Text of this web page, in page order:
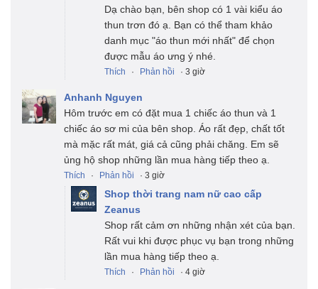
Dạ chào bạn, bên shop có 1 vài kiểu áo
thun trơn đó ạ. Bạn có thể tham khảo
danh mục "áo thun mới nhất" để chọn
được mẫu áo ưng ý nhé.
Thích · Phản hồi · 3 giờ
Anhanh Nguyen
Hôm trước em có đặt mua 1 chiếc áo thun và 1
chiếc áo sơ mi của bên shop. Áo rất đẹp, chất tốt
mà mặc rất mát, giá cả cũng phải chăng. Em sẽ
ủng hộ shop những lần mua hàng tiếp theo ạ.
Thích · Phản hồi · 3 giờ
Shop thời trang nam nữ cao cấp
Zeanus
Shop rất cảm ơn những nhận xét của bạn.
Rất vui khi được phục vụ bạn trong những
lần mua hàng tiếp theo ạ.
Thích · Phản hồi · 4 giờ